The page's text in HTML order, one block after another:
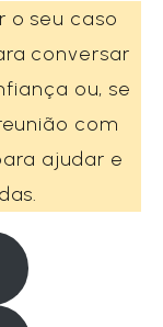
o seu caso
conversar
ou, se
com
ajudar e